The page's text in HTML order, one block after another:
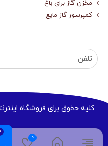
مخزن گاز برای باغ
کمپرسور گاز مایع
کلیه حقوق برای فروشگاه